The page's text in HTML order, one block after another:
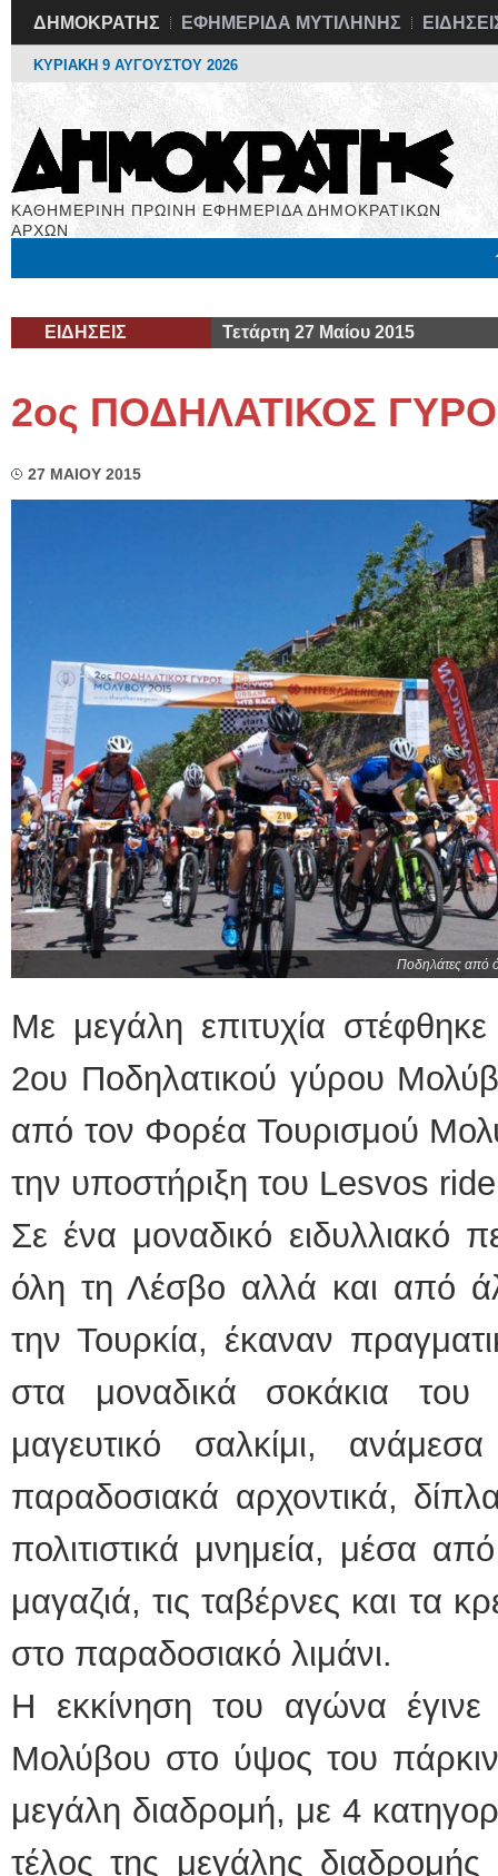
ΔΗΜΟΚΡΑΤΗΣ ΕΦΗΜΕΡΙΔΑ ΜΥΤΙΛΗΝΗΣ
ΚΥΡΙΑΚΗ 9 ΑΥΓΟΥΣΤΟΥ 2026
ΚΑΘΗΜΕΡΙΝΗ ΠΡΩΙΝΗ ΕΦΗΜΕΡΙΔΑ ΔΗΜΟΚΡΑΤΙΚΩΝ
ΑΡΧΩΝ
ΕΙΔΗΣΕΙΣ Τετάρτη 27 Μαίου 2015
2ος ΠΟΔΗΛΑΤΙΚΟΣ
27 ΜΑΙΟΥ 2015
Ποδηλάτες από
Με μεγάλη επιτυχία
2ου Ποδηλατικού γύρου
από τον Φορέα Τουρισμού
την υποστήριξη του Lesvos
Σε ένα μοναδικό ειδυλλιακό
όλη τη Λέσβο αλλά και από
την Τουρκία, έκαναν
στα μοναδικά σοκάκια
μαγευτικό σαλκίμι,
παραδοσιακά αρχοντικά,
πολιτιστικά μνημεία, μέσα
μαγαζιά, τις ταβέρνες και τα
στο παραδοσιακό λιμάνι.
Η εκκίνηση του αγώνα
Μολύβου στο ύψος του
μεγάλη διαδρομή, με 4
τέλος της μεγάλης